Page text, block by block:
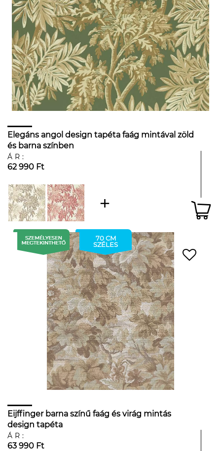
Elegáns angol design tapéta faág mintával zöld
és barna színben
ÁR:
62 990 Ft
70 CM
SZÉLES
Eijffinger barna színű faág és virág mintás
design tapéta
ÁR:
63 990 Ft